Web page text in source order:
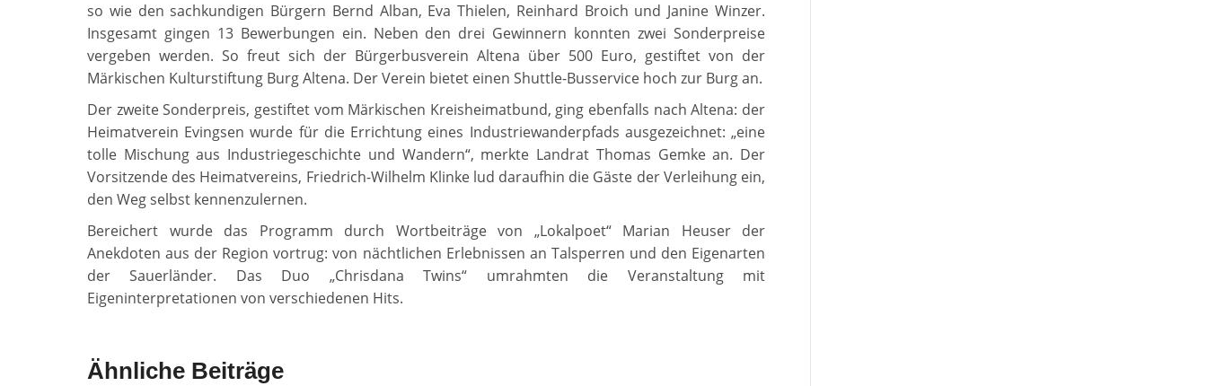
so wie den sachkundigen Bürgern Bernd Alban, Eva Thielen, Reinhard Broich und Janine Winzer.
Insgesamt gingen 13 Bewerbungen ein. Neben den drei Gewinnern konnten zwei Sonderpreise
vergeben werden. So freut sich der Bürgerbusverein Altena über 500 Euro, gestiftet von der
Märkischen Kulturstiftung Burg Altena. Der Verein bietet einen Shuttle-Busservice hoch zur Burg an.
Der zweite Sonderpreis, gestiftet vom Märkischen Kreisheimatbund, ging ebenfalls nach Altena: der
Heimatverein Evingsen wurde für die Errichtung eines Industriewanderpfads ausgezeichnet: „eine
tolle Mischung aus Industriegeschichte und Wandern“, merkte Landrat Thomas Gemke an. Der
Vorsitzende des Heimatvereins, Friedrich-Wilhelm Klinke lud daraufhin die Gäste der Verleihung ein,
den Weg selbst kennenzulernen.
Bereichert wurde das Programm durch Wortbeiträge von „Lokalpoet“ Marian Heuser der
Anekdoten aus der Region vortrug: von nächtlichen Erlebnissen an Talsperren und den Eigenarten
der Sauerländer. Das Duo „Chrisdana Twins“ umrahmten die Veranstaltung mit
Eigeninterpretationen von verschiedenen Hits.
Ähnliche Beiträge